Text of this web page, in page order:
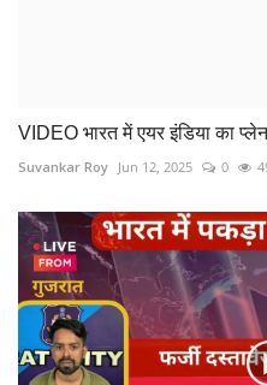
VIDEO भारत में एयर इंडिया का
Suvankar Roy Jun 12, 2025 0